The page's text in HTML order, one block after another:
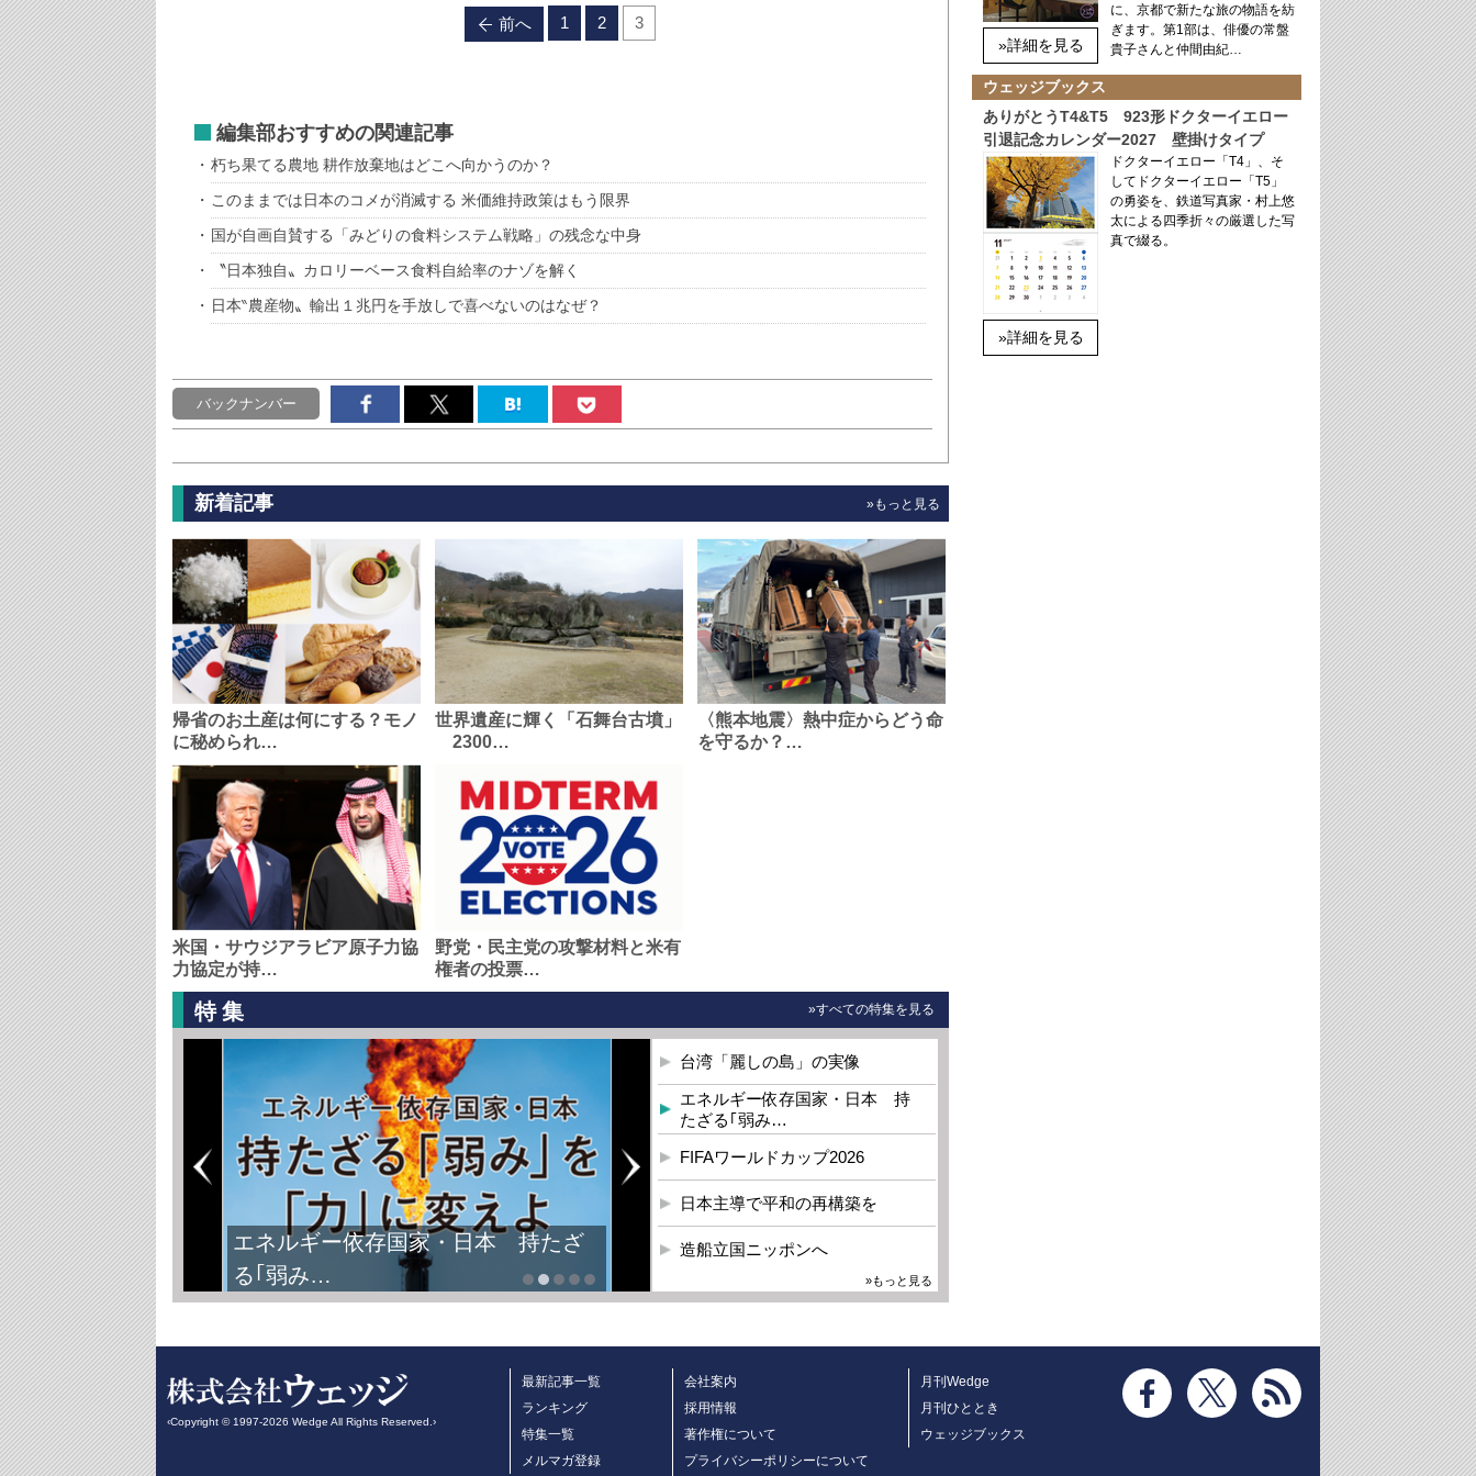
前へ 1 2 3
編集部おすすめの関連記事
朽ち果てる農地 耕作放棄地はどこへ向かうのか？
このままでは日本のコメが消滅する 米価維持政策はもう限界
国が自画自賛する「みどりの食料システム戦略」の残念な中身
〝日本独自〟カロリーベース食料自給率のナゾを解く
日本‶農産物〟輸出１兆円を手放しで喜べないのはなぜ？
バックナンバー
新着記事 »もっと見る
帰省のお土産は何にする？モノ
に秘められ…
世界遺産に輝く「石舞台古墳」
2300…
〈熊本地震〉熱中症からどう命
を守るか？…
米国・サウジアラビア原子力協
力協定が持…
野党・民主党の攻撃材料と米有
権者の投票…
特集 »すべての特集を見る
エネルギー依存国家・日本 持たざ
る｢弱み…
台湾「麗しの島」の実像
エネルギー依存国家・日本 持
たざる｢弱み…
FIFAワールドカップ2026
日本主導で平和の再構築を
造船立国ニッポンへ
»もっと見る
»詳細を見る
に、京都で新たな旅の物語を紡
ぎます。第1部は、俳優の常盤
貴子さんと仲間由紀…
ウェッジブックス
ありがとうT4&T5 923形ドクターイエロー
引退記念カレンダー2027 壁掛けタイプ
»詳細を見る
ドクターイエロー「T4」、そ
してドクターイエロー「T5」
の勇姿を、鉄道写真家・村上悠
太による四季折々の厳選した写
真で綴る。
‹Copyright © 1997-2026 Wedge All Rights Reserved.›
最新記事一覧
ランキング
特集一覧
メルマガ登録
会社案内
採用情報
著作権について
プライバシーポリシーについて
月刊Wedge
月刊ひととき
ウェッジブックス